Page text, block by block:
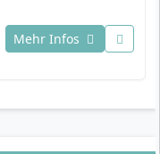
Mehr Infos